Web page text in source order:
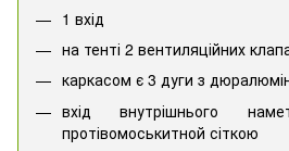
1 вхід
на тенті 2 вентиляційних
каркасом є 3 дуги з
вхід внутрішнього
протівомоськитной сіткою